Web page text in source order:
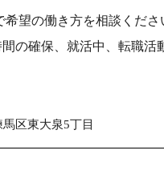
望の働き方を相談くだ
の確保、就活中、転職
区東大泉5丁目